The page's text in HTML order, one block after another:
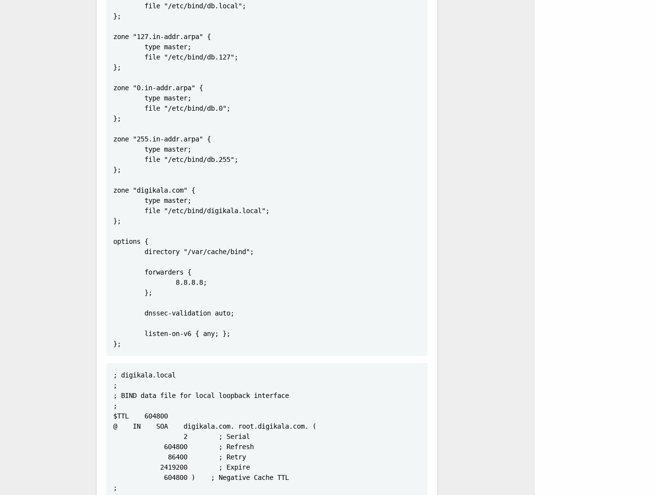
        file "/etc/bind/db.local";
};
zone "127.in-addr.arpa" {
        type master;
        file "/etc/bind/db.127";
};
zone "0.in-addr.arpa" {
        type master;
        file "/etc/bind/db.0";
};
zone "255.in-addr.arpa" {
        type master;
        file "/etc/bind/db.255";
};
zone "digikala.com" {
        type master;
        file "/etc/bind/digikala.local";
};
options {
        directory "/var/cache/bind";
        forwarders {
                8.8.8.8;
        };
        dnssec-validation auto;
        listen-on-v6 { any; };
};
; digikala.local
;
; BIND data file for local loopback interface
;
$TTL    604800
@    IN    SOA    digikala.com. root.digikala.com. (
                  2        ; Serial
             604800        ; Refresh
              86400        ; Retry
            2419200        ; Expire
             604800 )    ; Negative Cache TTL
;